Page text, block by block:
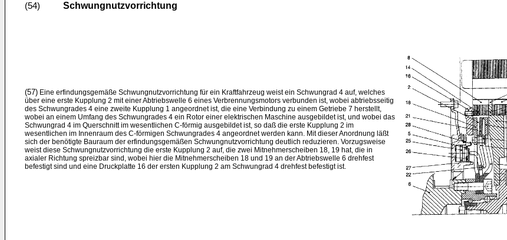
(54) Schwungnutzvorrichtung
(57) Eine erfindungsgemäße Schwungnutzvorrichtung für ein Kraftfahrzeug weist ein Schwungrad 4 auf, welches
über eine erste Kupplung 2 mit einer Abtriebswelle 6 eines Verbrennungsmotors verbunden ist, wobei abtriebsseitig
des Schwungrades 4 eine zweite Kupplung 1 angeordnet ist, die eine Verbindung zu einem Getriebe 7 herstellt,
wobei an einem Umfang des Schwungrades 4 ein Rotor einer elektrischen Maschine ausgebildet ist, und wobei das
Schwungrad 4 im Querschnitt im wesentlichen C-förmig ausgebildet ist, so daß die erste Kupplung 2 im
wesentlichen im Innenraum des C-förmigen Schwungrades 4 angeordnet werden kann. Mit dieser Anordnung läßt
sich der benötigte Bauraum der erfindungsgemäßen Schwungnutzvorrichtung deutlich reduzieren. Vorzugsweise
weist diese Schwungnutzvorrichtung die erste Kupplung 2 auf, die zwei Mitnehmerscheiben 18, 19 hat, die in
axialer Richtung spreizbar sind, wobei hier die Mitnehmerscheiben 18 und 19 an der Abtriebswelle 6 drehfest
befestigt sind und eine Druckplatte 16 der ersten Kupplung 2 am Schwungrad 4 drehfest befestigt ist.